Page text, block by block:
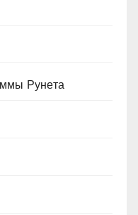
Рунета